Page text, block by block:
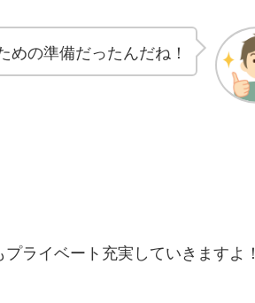
めの準備だったんだね！
ライベート充実していきますよ！